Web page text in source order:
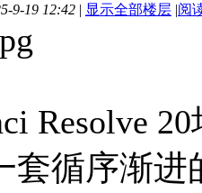
9-19 12:42 | 显示全部楼层 |阅
Resolve
套循序渐进